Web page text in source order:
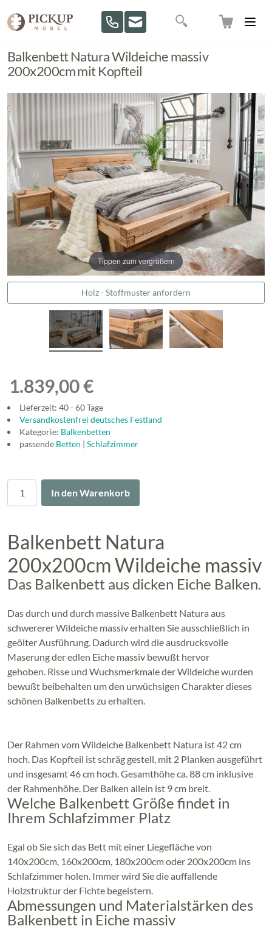
Suche
Balkenbett Natura Wildeiche massiv
200x200cm mit Kopfteil
Tippen zum vergrößern
Holz - Stoffmuster anfordern
1.839,00 €
Lieferzeit: 40 - 60 Tage
Versandkostenfrei deutsches Festland
Kategorie: Balkenbetten
passende Betten | Schlafzimmer
In den Warenkorb
Balkenbett Natura
200x200cm Wildeiche massiv
Das Balkenbett aus dicken Eiche Balken.
Das durch und durch massive Balkenbett Natura aus
schwererer Wildeiche massiv erhalten Sie ausschließlich in
geölter Ausführung. Dadurch wird die ausdrucksvolle
Maserung der edlen Eiche massiv bewußt hervor
gehoben. Risse und Wuchsmerkmale der Wildeiche wurden
bewußt beibehalten um den urwüchsigen Charakter dieses
schönen Balkenbetts zu erhalten.
Der Rahmen vom Wildeiche Balkenbett Natura ist 42 cm
hoch. Das Kopfteil ist schräg gestell, mit 2 Planken ausgeführt
und insgesamt 46 cm hoch. Gesamthöhe ca. 88 cm inklusive
der Rahmenhöhe. Der Balken allein ist 9 cm breit.
Welche Balkenbett Größe findet in
Ihrem Schlafzimmer Platz
Egal ob Sie sich das Bett mit einer Liegefläche von
140x200cm, 160x200cm, 180x200cm oder 200x200cm ins
Schlafzimmer holen. Immer wird Sie die auffallende
Holzstruktur der Fichte begeistern.
Abmessungen und Materialstärken des
Balkenbett in Eiche massiv